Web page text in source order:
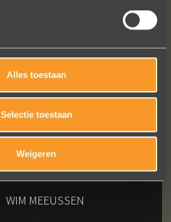
Alles toestaan
Selectie toestaan
Weigeren
WIM MEEUSSEN